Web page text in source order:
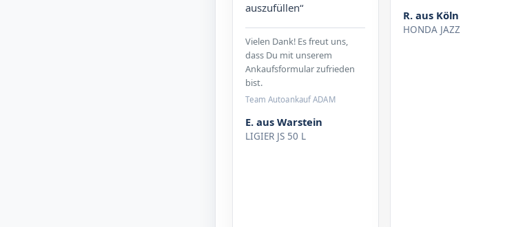
auszufüllen“
Vielen Dank! Es freut uns,
dass Du mit unserem
Ankaufsformular zufrieden
bist.
Team Autoankauf ADAM
E. aus Warstein
LIGIER JS 50 L
R. aus Köln
HONDA JAZZ